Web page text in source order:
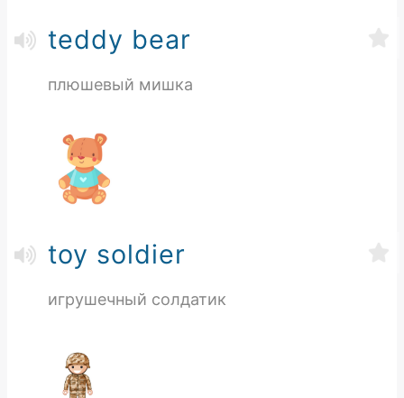
teddy bear
плюшевый мишка
toy soldier
игрушечный солдатик